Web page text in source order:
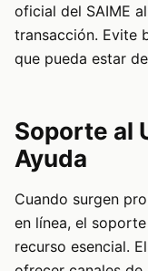
oficial del SAIME
transacción. Evite
que pueda estar
Soporte al
Ayuda
Cuando surgen
en línea, el
recurso esencial.